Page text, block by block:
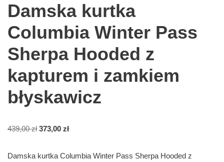
Damska kurtka
Columbia Winter Pass
Sherpa Hooded z
kapturem i zamkiem
błyskawicz
439,00zł 373,00 zł
Damska kurtka Columbia Winter Pass Sherpa Hooded z